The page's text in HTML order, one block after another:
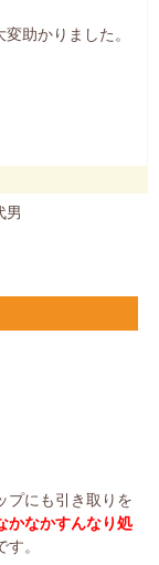
助かりました。
男
プにも引き取りを
かなかすんなり処
す。